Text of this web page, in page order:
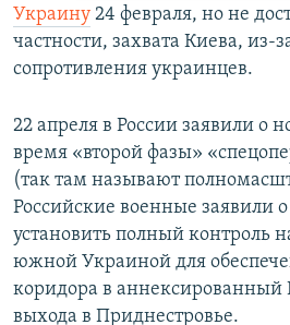
Украину 24 февраля, но не
частности, захвата Киева, из-
сопротивления украинцев.
22 апреля в России заявили о
время «второй фазы»
(так там называют
Российские военные заявили
установить полный контроль
южной Украиной для
коридора в
выхода в Приднестровье.